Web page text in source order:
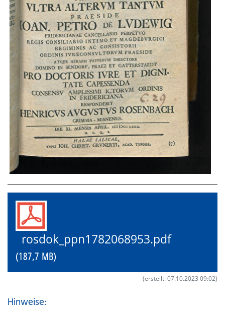
rosdok_ppn1782068953.pdf
(187,7 MB)
(erstellt: 07.10.2023 09:02)
Hinweise: